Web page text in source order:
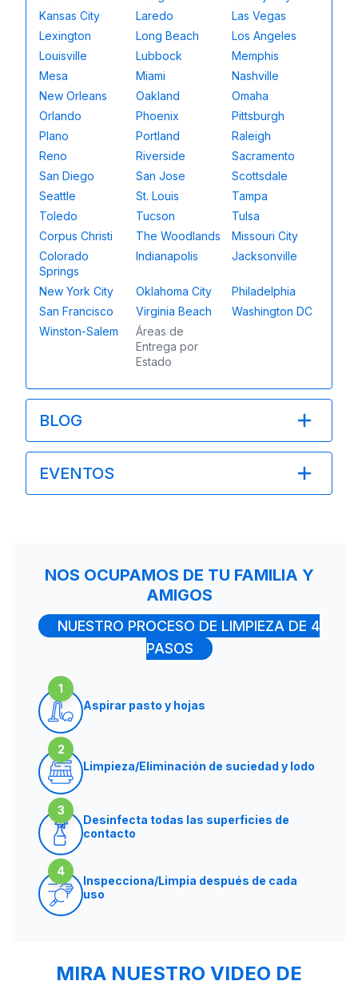
Kansas City
Laredo
Las Vegas
Lexington
Long Beach
Los Angeles
Louisville
Lubbock
Memphis
Mesa
Miami
Nashville
New Orleans
Oakland
Omaha
Orlando
Phoenix
Pittsburgh
Plano
Portland
Raleigh
Reno
Riverside
Sacramento
San Diego
San Jose
Scottsdale
Seattle
St. Louis
Tampa
Toledo
Tucson
Tulsa
Corpus Christi
The Woodlands
Missouri City
Colorado
Springs
Indianapolis Jacksonville
New York City Oklahoma City
Philadelphia
San Francisco
Virginia Beach
Washington DC
Winston-Salem
Áreas de
Entrega por
Estado
BLOG
EVENTOS
NOS OCUPAMOS DE TU FAMILIA Y
AMIGOS
NUESTRO PROCESO DE LIMPIEZA DE 4
PASOS
1
Aspirar pasto y hojas
2
Limpieza/Eliminación de suciedad y lodo
3
Desinfecta todas las superficies de
contacto
4
Inspecciona/Limpia después de cada
uso
MIRA NUESTRO VIDEO DE